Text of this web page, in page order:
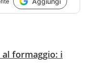
al formaggio: i